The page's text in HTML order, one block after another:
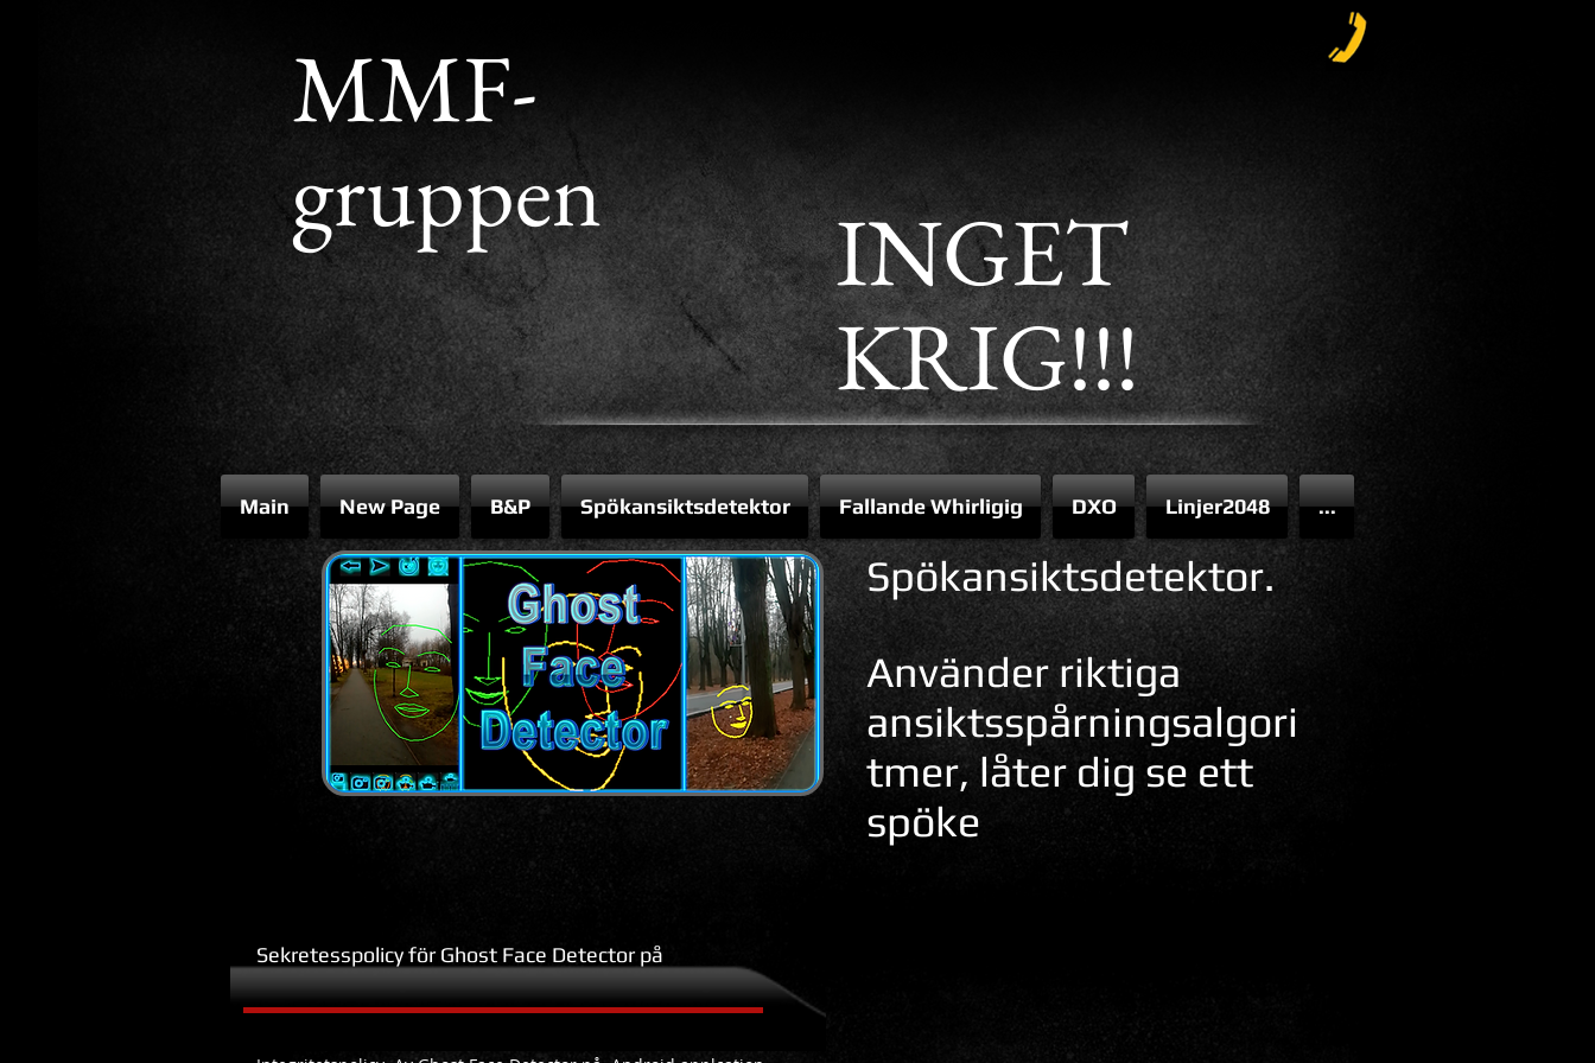
MMF-
gruppen
INGET
KRIG!!!
Main New Page B&P Spökansiktsdetektor Fallande Whirligig DXO Linjer2048 ...
Spökansiktsdetektor.
Använder riktiga
ansiktsspårningsalgori
tmer, låter dig se ett
spöke
Sekretesspolicy för Ghost Face Detector på
Android